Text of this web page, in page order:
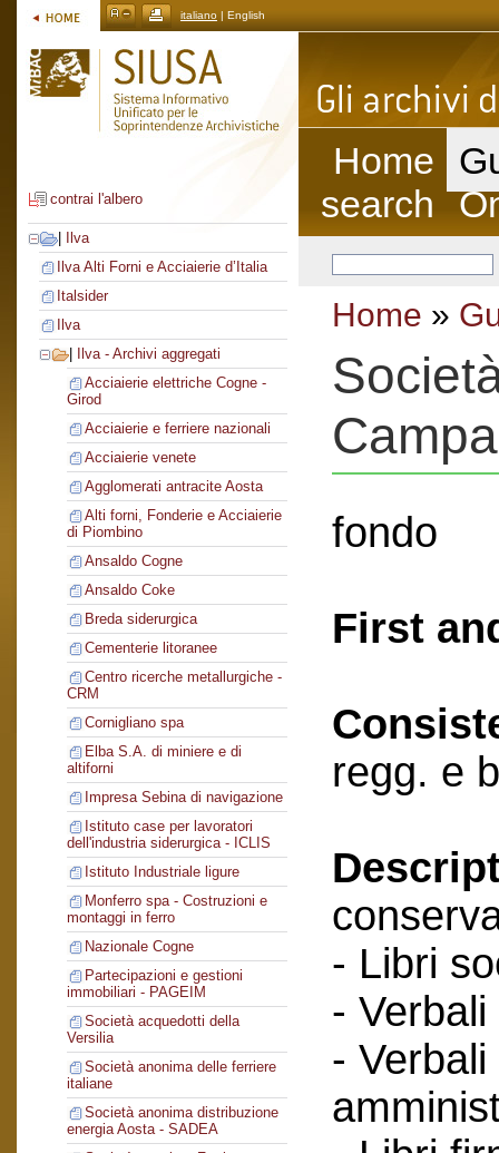
italiano | English
contrai l'albero
Ilva
Ilva Alti Forni e Acciaierie d’Italia
Italsider
Ilva
Ilva - Archivi aggregati
Acciaierie elettriche Cogne -
Girod
Acciaierie e ferriere nazionali
Acciaierie venete
Agglomerati antracite Aosta
Alti forni, Fonderie e Acciaierie
di Piombino
Ansaldo Cogne
Ansaldo Coke
Breda siderurgica
Cementerie litoranee
Centro ricerche metallurgiche -
CRM
Cornigliano spa
Elba S.A. di miniere e di
altiforni
Impresa Sebina di navigazione
Istituto case per lavoratori
dell'industria siderurgica - ICLIS
Istituto Industriale ligure
Monferro spa - Costruzioni e
montaggi in ferro
Nazionale Cogne
Partecipazioni e gestioni
immobiliari - PAGEIM
Società acquedotti della
Versilia
Società anonima delle ferriere
italiane
Società anonima distribuzione
energia Aosta - SADEA
Home
search
Home »
fondo
First
regg. e
- Libri
-
-